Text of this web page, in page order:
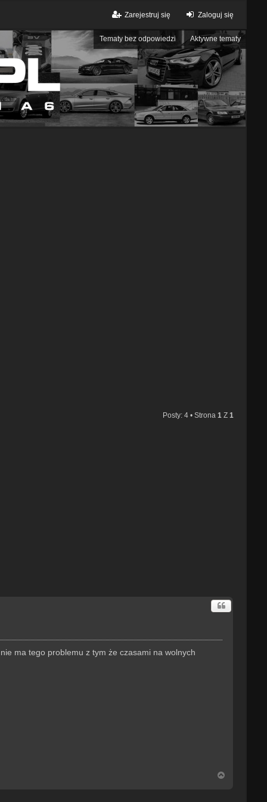
Zaloguj się
Zarejestruj się
Tematy bez odpowiedzi Aktywne tematy
Posty: 4 • Strona1 Z1
ma tego problemu z tym że czasami na wolnych